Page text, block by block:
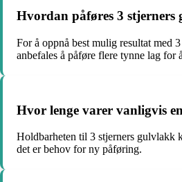
Hvordan påføres 3
For å oppnå best mulig resultat med
anbefales å påføre flere tynne lag for
Hvor lenge varer vanligvis
Holdbarheten til 3 stjerners gulvlakk
det er behov for ny påføring.